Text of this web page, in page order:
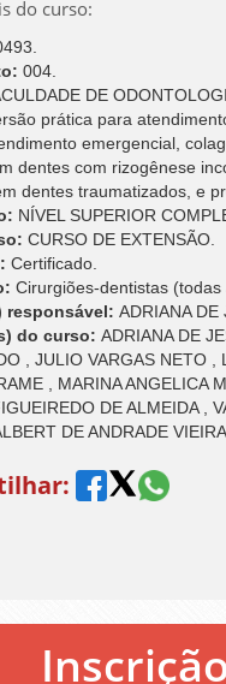
do curso:
004.
DE
prática para
emergencial,
dentes com rizogênese
dentes traumatizados, e
NÍVEL SUPERIOR
CURSO DE EXTENSÃO.
Certificado.
Cirurgiões-dentistas (todas
responsável: ADRIANA DE
do curso: ADRIANA DE
, JULIO VARGAS NETO ,
, MARINA ANGELICA
DE ALMEIDA ,
DE ANDRADE VIEIRA.